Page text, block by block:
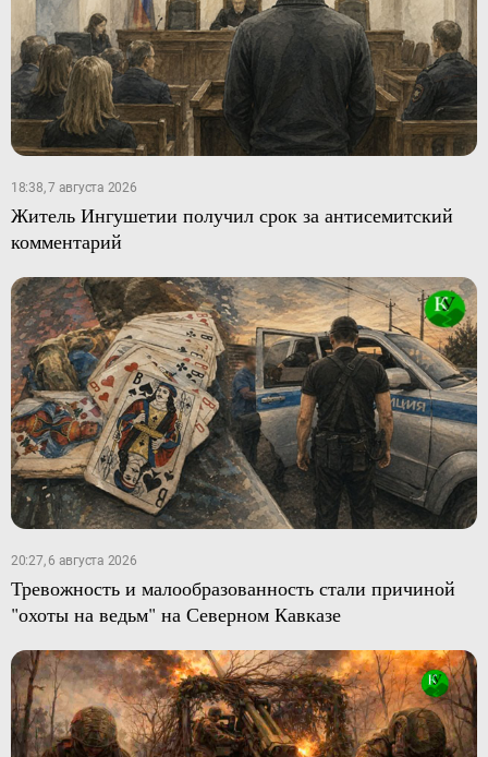
18:38, 7 августа 2026
Житель Ингушетии получил срок за антисемитский
комментарий
20:27, 6 августа 2026
Тревожность и малообразованность стали причиной
"охоты на ведьм" на Северном Кавказе